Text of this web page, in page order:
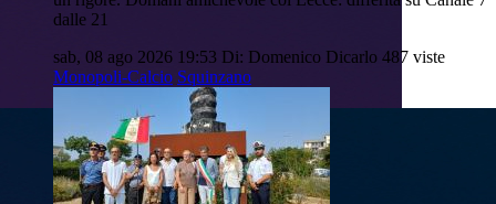
dalle 21
sab, 08 ago 2026 19:53 Di: Domenico Dicarlo 487 viste
Monopoli-Calcio Squinzano